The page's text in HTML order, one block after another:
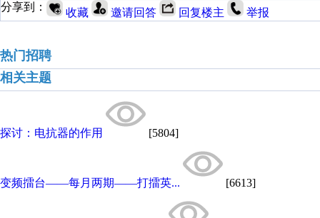
分享到：
收藏 邀请回答 回复楼主 举报
热门招聘
相关主题
探讨：电抗器的作用 [5804]
变频擂台——每月两期——打擂英... [6613]